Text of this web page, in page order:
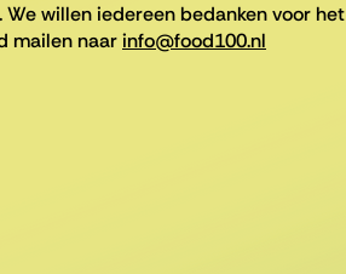
willen iedereen bedanken voor het
mailen naarinfo@food100.nl